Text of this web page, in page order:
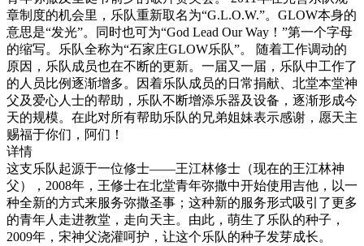
章制度的机会里，乐队重新取名为“G.L.O.W.”。GLOW本身的
意思是“发光”。同时也可为“God Lead Our Way！”第一个字母
的缩写。乐队全称为“石家庄GLOW乐队”。 随着工作调动的
原因，乐队成员也在不断的更新。一届又一届，乐队中工作了
的人员比例逐渐增多。因着乐队成员的日常捐献、北堂本堂神
父及爱心人士的帮助，乐队不断增添乐器及设备，逐渐形成今
天的规模。在此对所有帮助乐队的兄弟姐妹表示感谢，愿天主
赐福于你们，阿们！
详情
这支乐队起源于一位修士——王江林修士（现在的王江林神
父），2008年，王修士在北堂青年弥撒中开始使用吉他，以一
种全新的方式来服务弥撒圣事；这种新的服务形式吸引了更多
的青年人走进教堂，走向天主。由此，萌生了乐队的种子，
2009年，宋神父浇灌呵护，让这个乐队的种子发芽成长。